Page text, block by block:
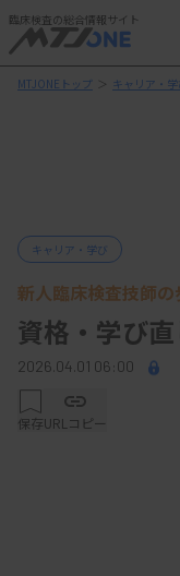
臨床検査の総合情報サイト
MTJONEトップ ＞ キャリア・学
キャリア・学び
新人臨床検査技師
資格・学び
2026.04.01 06:00
保存URLコピー